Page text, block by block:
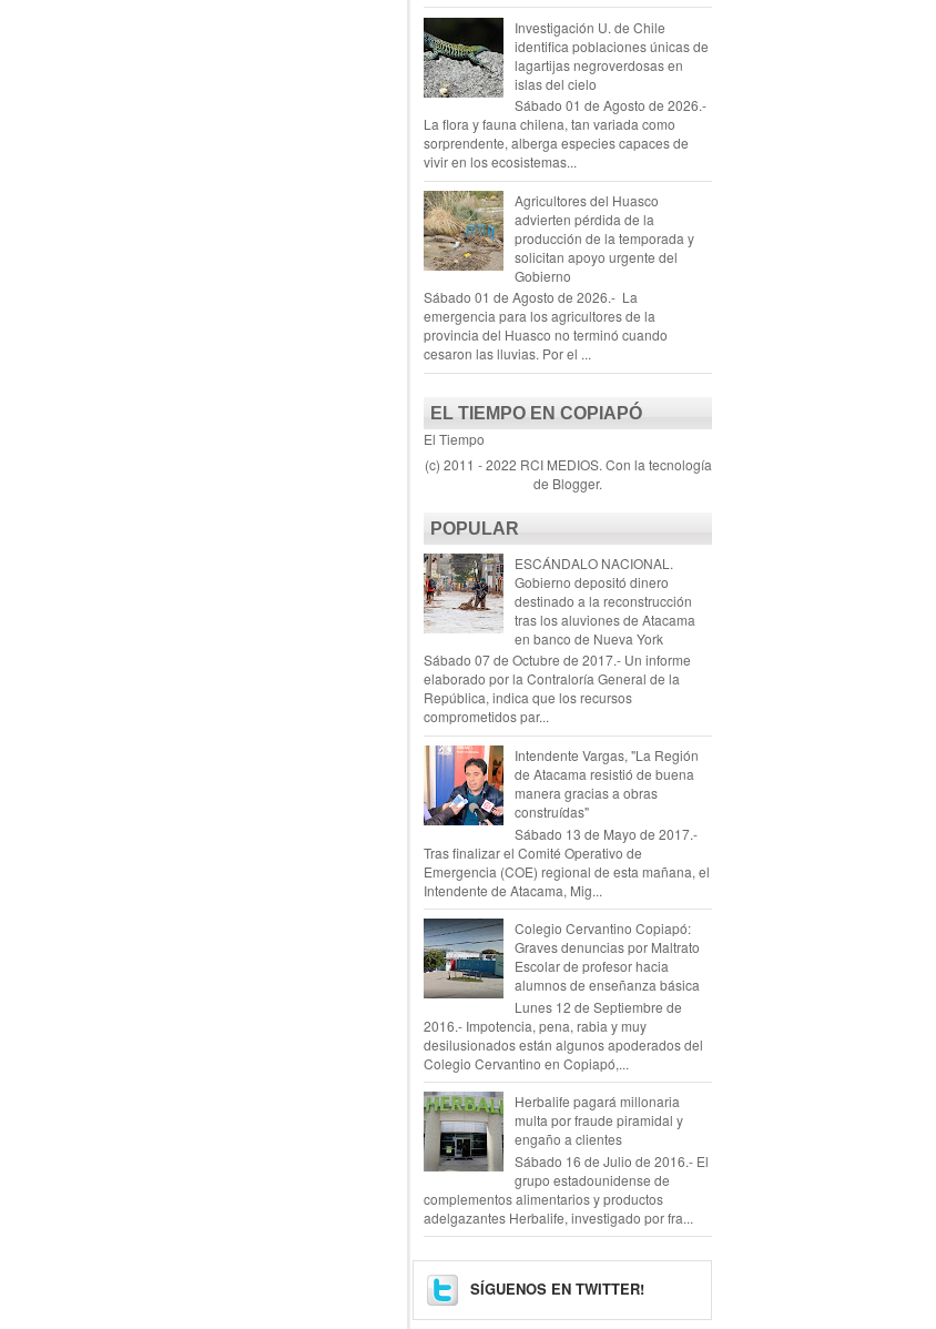
Investigación U. de Chile
identifica poblaciones únicas de
lagartijas negroverdosas en
islas del cielo
Sábado 01 de Agosto de 2026.-
La flora y fauna chilena, tan variada como
sorprendente, alberga especies capaces de
vivir en los ecosistemas...
Agricultores del Huasco
advierten pérdida de la
producción de la temporada y
solicitan apoyo urgente del
Gobierno
Sábado 01 de Agosto de 2026.- La
emergencia para los agricultores de la
provincia del Huasco no terminó cuando
cesaron las lluvias. Por el ...
EL TIEMPO EN COPIAPÓ
El Tiempo
(c) 2011 - 2022 RCI MEDIOS. Con la tecnología
de Blogger.
POPULAR
ESCÁNDALO NACIONAL.
Gobierno depositó dinero
destinado a la reconstrucción
tras los aluviones de Atacama
en banco de Nueva York
Sábado 07 de Octubre de 2017.- Un informe
elaborado por la Contraloría General de la
República, indica que los recursos
comprometidos par...
Intendente Vargas, "La Región
de Atacama resistió de buena
manera gracias a obras
construídas"
Sábado 13 de Mayo de 2017.-
Tras finalizar el Comité Operativo de
Emergencia (COE) regional de esta mañana, el
Intendente de Atacama, Mig...
Colegio Cervantino Copiapó:
Graves denuncias por Maltrato
Escolar de profesor hacia
alumnos de enseñanza básica
Lunes 12 de Septiembre de
2016.- Impotencia, pena, rabia y muy
desilusionados están algunos apoderados del
Colegio Cervantino en Copiapó,...
Herbalife pagará millonaria
multa por fraude piramidal y
engaño a clientes
Sábado 16 de Julio de 2016.- El
grupo estadounidense de
complementos alimentarios y productos
adelgazantes Herbalife, investigado por fra...
SÍGUENOS EN TWITTER!